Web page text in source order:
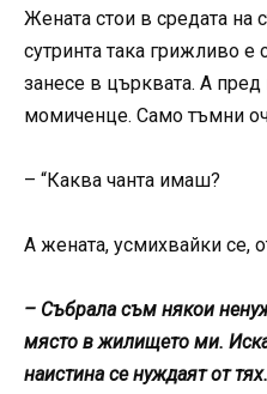
Жената стои в средата на
сутринта така грижливо е
занесе в църквата. А
момиченце. Само тъмни
– “Каква чанта имаш?
А жената, усмихвайки се,
– Събрала съм някои
място в жилището ми.
наистина се нуждаят от